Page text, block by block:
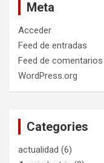
Meta
Acceder
Feed de entradas
Feed de comentarios
WordPress.org
Categories
actualidad (6)